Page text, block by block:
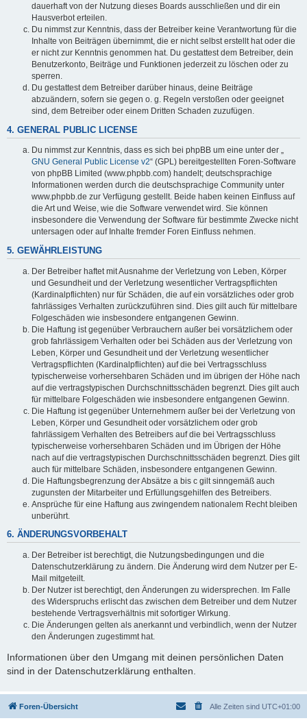
dauerhaft von der Nutzung dieses Boards ausschließen und dir ein
Hausverbot erteilen.
Du nimmst zur Kenntnis, dass der Betreiber keine Verantwortung für die
Inhalte von Beiträgen übernimmt, die er nicht selbst erstellt hat oder die
er nicht zur Kenntnis genommen hat. Du gestattest dem Betreiber, dein
Benutzerkonto, Beiträge und Funktionen jederzeit zu löschen oder zu
sperren.
Du gestattest dem Betreiber darüber hinaus, deine Beiträge
abzuändern, sofern sie gegen o. g. Regeln verstoßen oder geeignet
sind, dem Betreiber oder einem Dritten Schaden zuzufügen.
4. GENERAL PUBLIC LICENSE
Du nimmst zur Kenntnis, dass es sich bei phpBB um eine unter der „
GNU General Public License v2“ (GPL) bereitgestellten Foren-Software
von phpBB Limited (www.phpbb.com) handelt; deutschsprachige
Informationen werden durch die deutschsprachige Community unter
www.phpbb.de zur Verfügung gestellt. Beide haben keinen Einfluss auf
die Art und Weise, wie die Software verwendet wird. Sie können
insbesondere die Verwendung der Software für bestimmte Zwecke nicht
untersagen oder auf Inhalte fremder Foren Einfluss nehmen.
5. GEWÄHRLEISTUNG
Der Betreiber haftet mit Ausnahme der Verletzung von Leben, Körper
und Gesundheit und der Verletzung wesentlicher Vertragspflichten
(Kardinalpflichten) nur für Schäden, die auf ein vorsätzliches oder grob
fahrlässiges Verhalten zurückzuführen sind. Dies gilt auch für mittelbare
Folgeschäden wie insbesondere entgangenen Gewinn.
Die Haftung ist gegenüber Verbrauchern außer bei vorsätzlichem oder
grob fahrlässigem Verhalten oder bei Schäden aus der Verletzung von
Leben, Körper und Gesundheit und der Verletzung wesentlicher
Vertragspflichten (Kardinalpflichten) auf die bei Vertragsschluss
typischerweise vorhersehbaren Schäden und im übrigen der Höhe nach
auf die vertragstypischen Durchschnittsschäden begrenzt. Dies gilt auch
für mittelbare Folgeschäden wie insbesondere entgangenen Gewinn.
Die Haftung ist gegenüber Unternehmern außer bei der Verletzung von
Leben, Körper und Gesundheit oder vorsätzlichem oder grob
fahrlässigem Verhalten des Betreibers auf die bei Vertragsschluss
typischerweise vorhersehbaren Schäden und im Übrigen der Höhe
nach auf die vertragstypischen Durchschnittsschäden begrenzt. Dies gilt
auch für mittelbare Schäden, insbesondere entgangenen Gewinn.
Die Haftungsbegrenzung der Absätze a bis c gilt sinngemäß auch
zugunsten der Mitarbeiter und Erfüllungsgehilfen des Betreibers.
Ansprüche für eine Haftung aus zwingendem nationalem Recht bleiben
unberührt.
6. ÄNDERUNGSVORBEHALT
Der Betreiber ist berechtigt, die Nutzungsbedingungen und die
Datenschutzerklärung zu ändern. Die Änderung wird dem Nutzer per E-
Mail mitgeteilt.
Der Nutzer ist berechtigt, den Änderungen zu widersprechen. Im Falle
des Widerspruchs erlischt das zwischen dem Betreiber und dem Nutzer
bestehende Vertragsverhältnis mit sofortiger Wirkung.
Die Änderungen gelten als anerkannt und verbindlich, wenn der Nutzer
den Änderungen zugestimmt hat.
Informationen über den Umgang mit deinen persönlichen Daten
sind in der Datenschutzerklärung enthalten.
Foren-Übersicht Alle Zeiten sind UTC+01:00